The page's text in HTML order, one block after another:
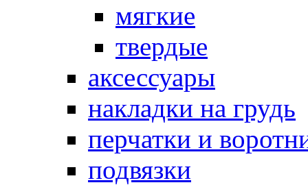
мягкие
твердые
аксессуары
накладки на грудь
перчатки и
подвязки